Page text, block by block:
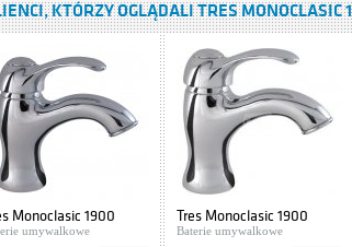
KTÓRZY OGLĄDALI TRES
Monoclasic 1900
umywalkowe
Tres Monoclasic 1900
1.42.103.02
Baterie umywalkowe